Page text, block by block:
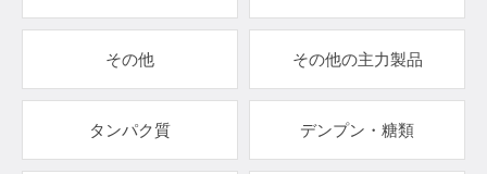
その他 その他の主力製品
タンパク質 デンプン・糖類